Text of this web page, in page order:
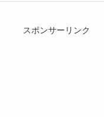
スポンサーリンク